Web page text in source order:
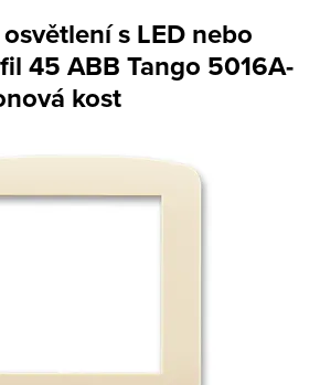
s LED nebo
45 ABB Tango 5016A-
kost